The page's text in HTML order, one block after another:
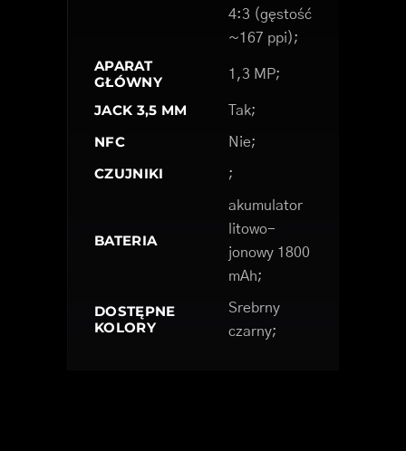
4:3 (gęstość
~167 ppi);
APARAT
GŁÓWNY
1,3 MP;
JACK 3,5 MM Tak;
NFC Nie;
CZUJNIKI ;
BATERIA
akumulator
litowo-
jonowy 1800
mAh;
DOSTĘPNE
KOLORY
Srebrny
czarny;